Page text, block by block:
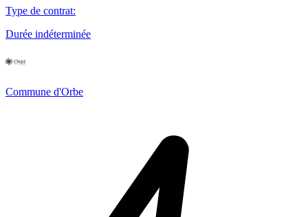
Type de contrat:
Durée indéterminée
Commune d'Orbe